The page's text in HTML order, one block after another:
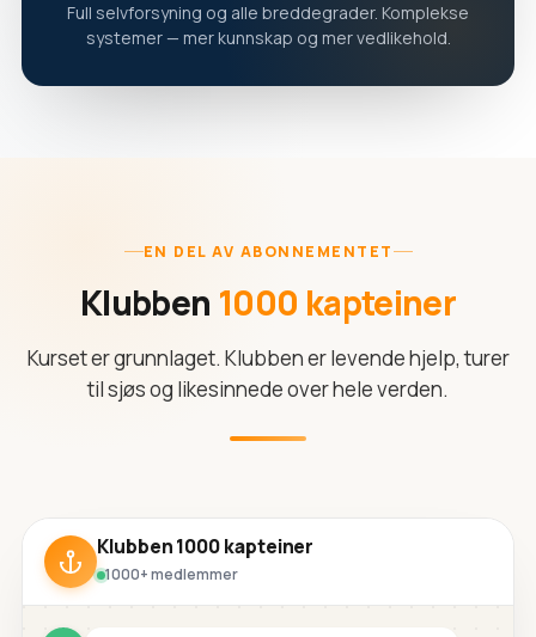
Full selvforsyning og alle breddegrader. Komplekse
systemer — mer kunnskap og mer vedlikehold.
EN DEL AV ABONNEMENTET
Klubben 1000 kapteiner
Kurset er grunnlaget. Klubben er levende hjelp, turer
til sjøs og likesinnede over hele verden.
Klubben 1000 kapteiner
1000+ medlemmer